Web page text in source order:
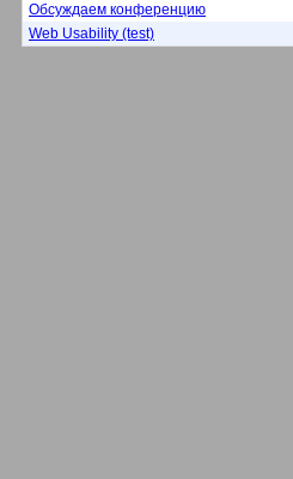
Обсуждаем конференцию
Web Usability (test)